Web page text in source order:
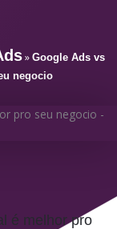
» Google Ads vs
negocio
é melhor pro